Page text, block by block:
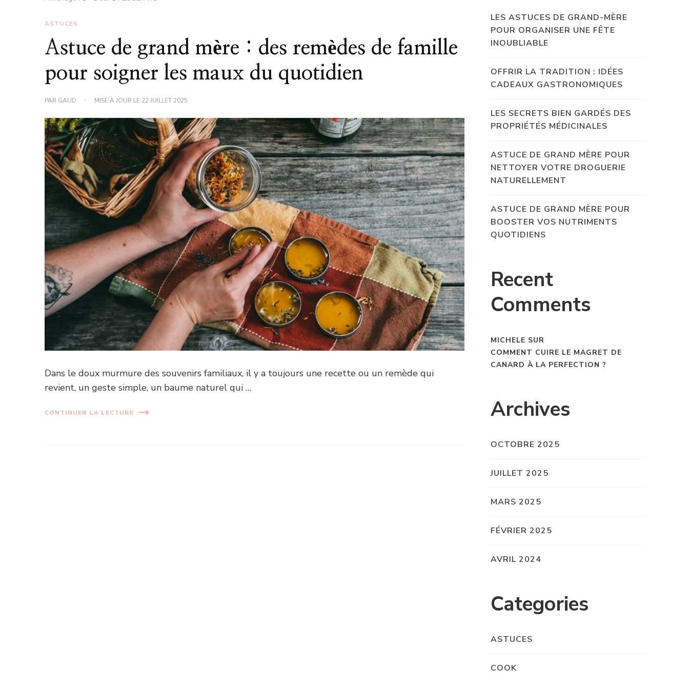
ASTUCES
Astuce de grand mère : des remèdes de famille
pour soigner les maux du quotidien
PAR GAUD MISE À JOUR LE 22 JUILLET 2025
Dans le doux murmure des souvenirs familiaux, il y a toujours une recette ou un remède qui
revient, un geste simple, un baume naturel qui …
CONTINUER LA LECTURE
LES ASTUCES DE GRAND-MÈRE
POUR ORGANISER UNE FÊTE
INOUBLIABLE
OFFRIR LA TRADITION : IDÉES
CADEAUX GASTRONOMIQUES
LES SECRETS BIEN GARDÉS DES
PROPRIÉTÉS MÉDICINALES
ASTUCE DE GRAND MÈRE POUR
NETTOYER VOTRE DROGUERIE
NATURELLEMENT
ASTUCE DE GRAND MÈRE POUR
BOOSTER VOS NUTRIMENTS
QUOTIDIENS
Recent
Comments
MICHELE SUR
COMMENT CUIRE LE MAGRET DE
CANARD À LA PERFECTION ?
Archives
OCTOBRE 2025
JUILLET 2025
MARS 2025
FÉVRIER 2025
AVRIL 2024
Categories
ASTUCES
COOK